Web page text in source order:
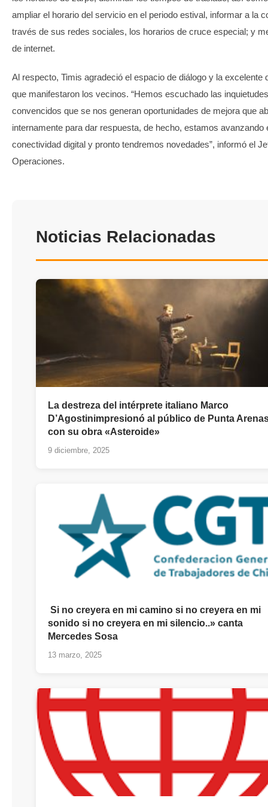
ampliar el horario del servicio en el periodo estival, informar a la
través de sus redes sociales, los horarios de cruce especial; y
de internet.
Al respecto, Timis agradeció el espacio de diálogo y la excelente
que manifestaron los vecinos. “Hemos escuchado las
convencidos que se nos generan oportunidades de mejora que
internamente para dar respuesta, de hecho, estamos avanzando
conectividad digital y pronto tendremos novedades”, informó el
Operaciones.
Noticias Relacionadas
La destreza del intérprete italiano Marco
D’Agostinimpresionó al público de Punta
con su obra «Asteroide»
9 diciembre, 2025
Si no creyera en mi camino si no creyera en mi
sonido si no creyera en mi silencio..» canta
Mercedes Sosa
13 marzo, 2025